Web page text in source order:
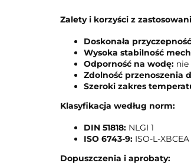
Zalety i korzyści z
Doskonała
Wysoka stabilność
Odporność na wodę: nie
Zdolność przenoszenia
Szeroki zakres
Klasyfikacja według norm:
DIN 51818: NLGI 1
ISO 6743-9: ISO-L-
Dopuszczenia i aprobaty: